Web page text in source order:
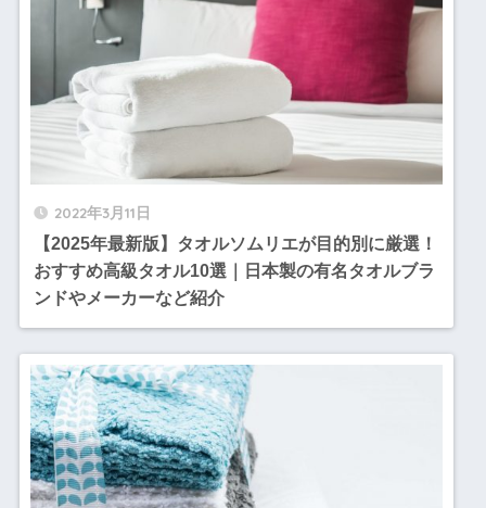
2022年3月11日
【2025年最新版】タオルソムリエが目的別に厳選！
おすすめ高級タオル10選｜日本製の有名タオルブラ
ンドやメーカーなど紹介